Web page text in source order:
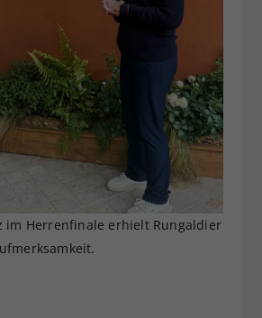
im Herrenfinale erhielt Rungaldier